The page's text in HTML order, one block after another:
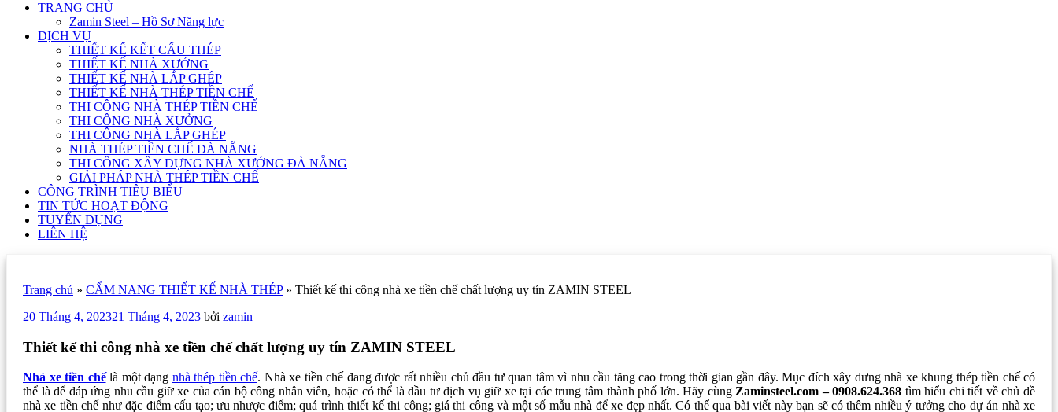
TRANG CHỦ
Zamin Steel – Hồ Sơ Năng lực
DỊCH VỤ
THIẾT KẾ KẾT CẤU THÉP
THIẾT KẾ NHÀ XƯỞNG
THIẾT KẾ NHÀ LẮP GHÉP
THIẾT KẾ NHÀ THÉP TIỀN CHẾ
THI CÔNG NHÀ THÉP TIỀN CHẾ
THI CÔNG NHÀ XƯỞNG
THI CÔNG NHÀ LẮP GHÉP
NHÀ THÉP TIỀN CHẾ ĐÀ NẴNG
THI CÔNG XÂY DỰNG NHÀ XƯỞNG ĐÀ NẴNG
GIẢI PHÁP NHÀ THÉP TIỀN CHẾ
CÔNG TRÌNH TIÊU BIỂU
TIN TỨC HOẠT ĐỘNG
TUYỂN DỤNG
LIÊN HỆ
Trang chủ » CẨM NANG THIẾT KẾ NHÀ THÉP» Thiết kế thi công nhà xe tiền chế chất lượng uy tín ZAMIN STEEL
Đăng
20 Tháng 4, 202321 Tháng 4, 2023 bởi zamin
Thiết kế thi công nhà xe tiền chế chất lượng uy tín ZAMIN STEEL
Nhà xe tiền chếlà một dạng nhà thép tiền chế. Nhà xe tiền chế đang được rất nhiều chủ đầu tư quan tâm vì nhu cầu tăng cao trong thời gian gần đây. Mục đích xây dưng nhà xe khung thép tiền chế có
thể là để đáp ứng nhu cầu giữ xe của cán bộ công nhân viên, hoặc có thể là đầu tư dịch vụ giữ xe tại các trung tâm thành phố lớn. Hãy cùngZaminsteel.com – 0908.624.368 tìm hiểu chi tiết về chủ đề
nhà xe tiền chế như đặc điểm cấu tạo; ưu nhược điểm; quá trình thiết kế thi công; giá thi công và một số mẫu nhà để xe đẹp nhất. Có thể qua bài viết này bạn sẽ có thêm nhiều ý tưởng cho dự án nhà xe